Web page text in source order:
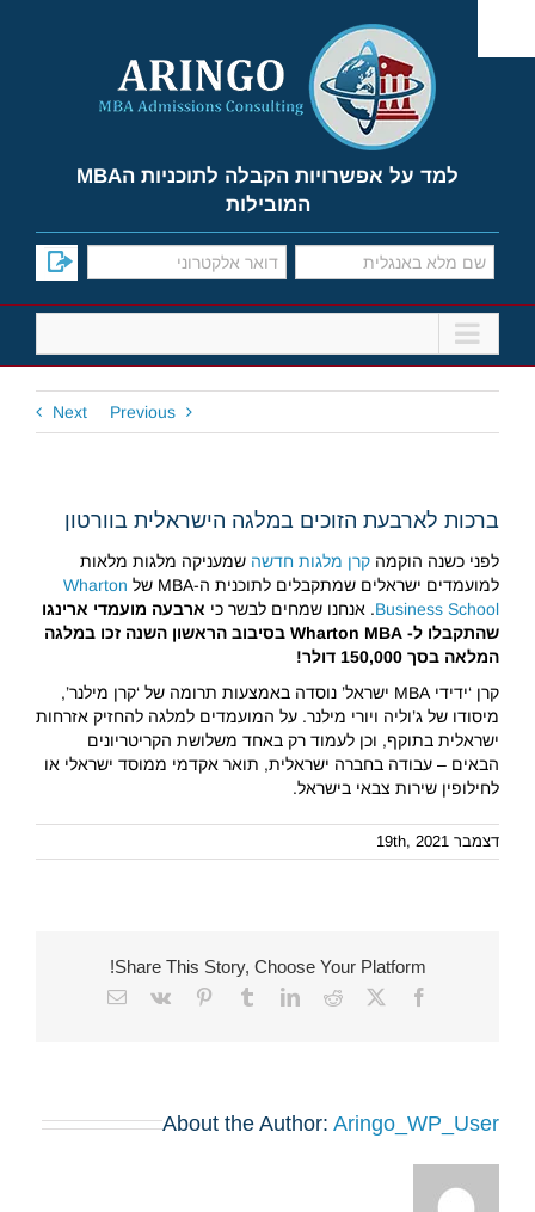
content
למד על אפשרויות הקבלה לתוכניות הMBA
המובילות
Previous
Next
ברכות לארבעת הזוכים במלגה הישראלית בוורטון
לפני כשנה הוקמה קרן מלגות חדשה שמעניקה מלגות מלאות
למועמדים ישראלים שמתקבלים לתוכנית ה-MBA של
Wharton
Business School. אנחנו שמחים לבשר כי ארבעה מועמדי ארינגו
שהתקבלו ל- Wharton MBA בסיבוב הראשון השנה זכו במלגה
המלאה בסך 150,000 דולר!
קרן ‘ידידי MBA ישראל’ נוסדה באמצעות תרומה של ‘קרן מילנר’,
מיסודו של ג’וליה ויורי מילנר. על המועמדים למלגה להחזיק אזרחות
ישראלית בתוקף, וכן לעמוד רק באחד משלושת הקריטריונים
הבאים – עבודה בחברה ישראלית, תואר אקדמי ממוסד ישראלי או
לחילופין שירות צבאי בישראל.
דצמבר 19th, 2021
Share This Story, Choose Your Platform!
Facebook
X
Reddit
LinkedIn
Tumblr
Pinterest
Vk
Email
About the Author: Aringo_WP_User